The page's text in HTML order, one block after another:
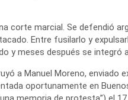
corte marcial. Se defendió
Entre fusilarlo y
y meses después se integró
a Manuel Moreno, enviado
oportunamente en